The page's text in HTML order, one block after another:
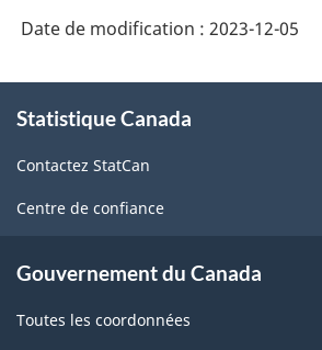
Date de modification : 2023-12-05
propos
ce
site
Statistique Canada
Contactez StatCan
Centre de confiance
Gouvernement du Canada
Toutes les coordonnées